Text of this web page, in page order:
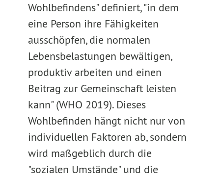
Wohlbefindens" definiert, "in dem
eine Person ihre Fähigkeiten
ausschöpfen, die normalen
Lebensbelastungen bewältigen,
produktiv arbeiten und einen
Beitrag zur Gemeinschaft leisten
kann" (WHO 2019). Dieses
Wohlbefinden hängt nicht nur von
individuellen Faktoren ab, sondern
wird maßgeblich durch die
"sozialen Umstände" und die